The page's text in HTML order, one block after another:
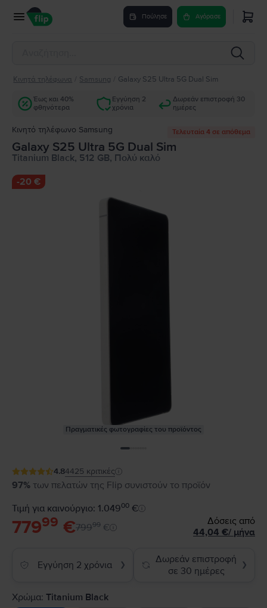
Πούλησε Αγόρασε
Κινητά τηλέφωνα Samsung Galaxy S25 Ultra 5G Dual Sim
Έως και 40%
φθηνότερα
Εγγύηση 2
χρόνια
Δωρεάν επιστροφή 30
ημέρες
Κινητό τηλέφωνο Samsung Τελευταία 4 σε απόθεμα
Galaxy S25 Ultra 5G Dual Sim
Titanium Black, 512 GB, Πολύ καλό
-20 €
Πραγματικές φωτογραφίες του προϊόντος
4.84425 κριτικές
97% των πελατών της Flip συνιστούν το προϊόν
Τιμή για καινούργιο: 1.04900 €
77999 €79999 €
Δόσεις από
44,04 €/ μήνα
Εγγύηση 2 χρόνια ❯
Δωρεάν επιστροφή
σε 30 ημέρες
❯
Χρώμα: Titanium Black